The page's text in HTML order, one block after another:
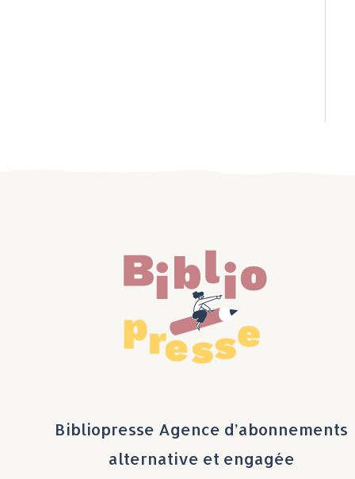
Bibliopresse Agence d’abonnements
alternative et engagée